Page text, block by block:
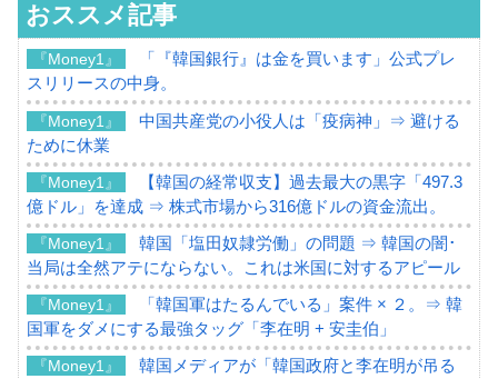
おススメ記事
『Money1』
「『韓国銀行』は金を買います」公式プレ
スリリースの中身。
『Money1』
中国共産党の小役人は「疫病神」⇒ 避ける
ために休業
『Money1』
【韓国の経常収支】過去最大の黒字「497.3
億ドル」を達成 ⇒ 株式市場から316億ドルの資金流出。
『Money1』
韓国「塩田奴隷労働」の問題 ⇒ 韓国の闇･
当局は全然アテにならない。これは米国に対するアピール
『Money1』
「韓国軍はたるんでいる」案件 × ２。⇒ 韓
国軍をダメにする最強タッグ「李在明 + 安圭伯」
『Money1』
韓国メディアが「韓国政府と李在明が吊る